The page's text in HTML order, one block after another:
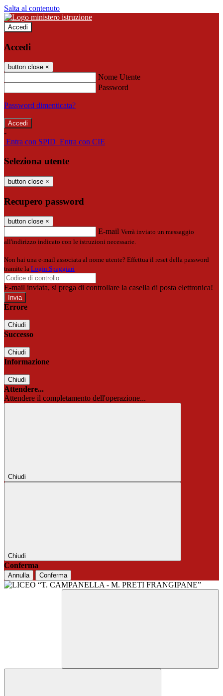
Salta al contenuto
Accedi
Accedi
button close ×
Nome Utente
Password
Password dimenticata?
-
Entra con SPID Entra con CIE
Seleziona utente
button close ×
Recupero password
button close ×
E-mail Verrà inviato un messaggio
all'indirizzo indicato con le istruzioni necessarie.
Non hai una e-mail associata al nome utente? Effettua il reset della password
tramite la Login Spaggiari
E-mail inviata, si prega di controllare la casella di posta elettronica!
Errore
Chiudi
Successo
Chiudi
Informazione
Chiudi
Attendere...
Attendere il completamento dell'operazione...
Chiudi
Chiudi
Conferma
Annulla Conferma